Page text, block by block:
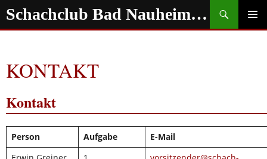
Zum
Inhalt
Schachclub Bad Nauheim e.V.
Suchen
KONTAKT
Kontakt
Person Aufgabe
E-Mail